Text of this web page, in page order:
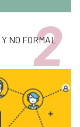
NO FORMAL